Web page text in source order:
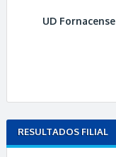
UD Fornacense
RESULTADOS FILIAL